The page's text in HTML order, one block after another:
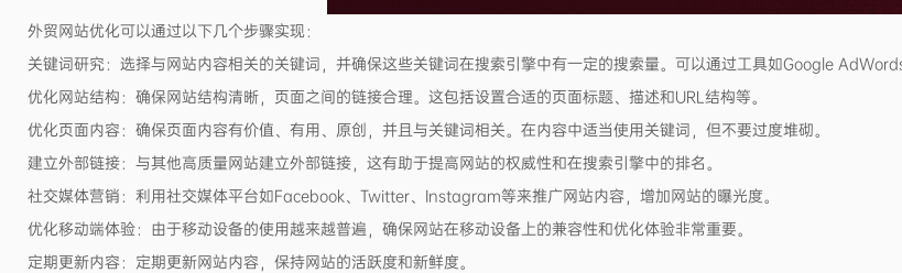
外贸网站优化可以通过以下几个步骤实现：
关键词研究：选择与网站内容相关的关键词，并确保这些关键词在搜索引擎中有一定的搜索量。可以通过工具如Google
优化网站结构：确保网站结构清晰，页面之间的链接合理。这包括设置合适的页面标题、描述和URL结构等。
优化页面内容：确保页面内容有价值、有用、原创，并且与关键词相关。在内容中适当使用关键词，但不要过度堆砌。
建立外部链接：与其他高质量网站建立外部链接，这有助于提高网站的权威性和在搜索引擎中的排名。
社交媒体营销：利用社交媒体平台如Facebook、Twitter、Instagram等来推广网站内容，增加网站的曝光度。
优化移动端体验：由于移动设备的使用越来越普遍，确保网站在移动设备上的兼容性和优化体验非常重要。
定期更新内容：定期更新网站内容，保持网站的活跃度和新鲜度。